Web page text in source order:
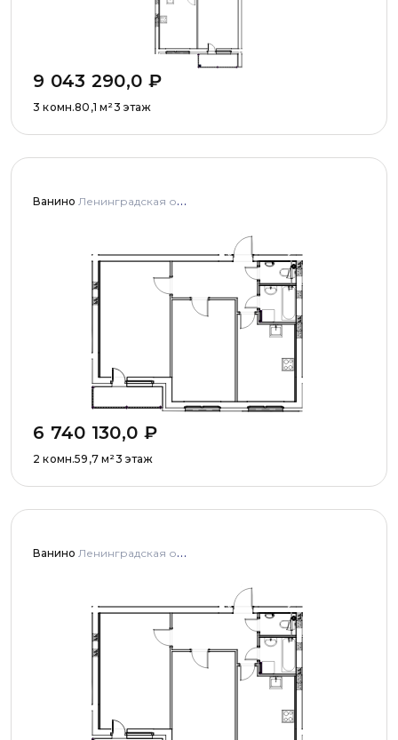
9 043 290,0 ₽
3 комн.80,1 м²3 этаж
Ванино Ленинградская область, Ломоносовский муниципальный район, Низинское сельское поселение, деревня Узигонты, улица Прибалтийская, дома 4, 5 и улица Олимпийская, дом 5
6 740 130,0 ₽
2 комн.59,7 м²3 этаж
Ванино Ленинградская область, Ломоносовский муниципальный район, Низинское сельское поселение, деревня Узигонты, улица Прибалтийская, дома 4, 5 и улица Олимпийская, дом 5